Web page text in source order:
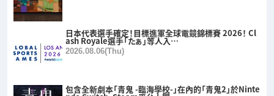
日本代表選手確定！目標進軍全球電競錦標賽 2026！ Cl
ash Royale選手「たぁ」等人入…
2026.08.06(Thu)
包含全新劇本「青鬼 -臨海學校-」在內的「青鬼2」於Ninte